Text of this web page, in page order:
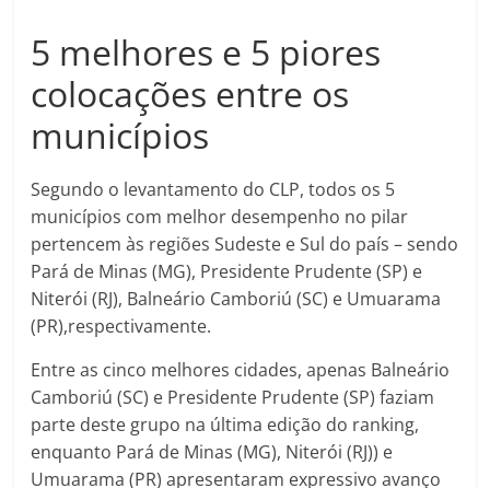
5 melhores e 5 piores
colocações entre os
municípios
Segundo o levantamento do CLP, todos os 5
municípios com melhor desempenho no pilar
pertencem às regiões Sudeste e Sul do país – sendo
Pará de Minas (MG), Presidente Prudente (SP) e
Niterói (RJ), Balneário Camboriú (SC) e Umuarama
(PR),respectivamente.
Entre as cinco melhores cidades, apenas Balneário
Camboriú (SC) e Presidente Prudente (SP) faziam
parte deste grupo na última edição do ranking,
enquanto Pará de Minas (MG), Niterói (RJ)) e
Umuarama (PR) apresentaram expressivo avanço